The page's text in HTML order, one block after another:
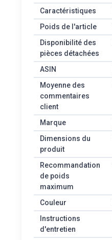
Caractéristiques
Poids de l'article
Disponibilité des
pièces détachées
ASIN
Moyenne des
commentaires
client
Marque
Dimensions du
produit
Recommandation
de poids
maximum
Couleur
Instructions
d'entretien